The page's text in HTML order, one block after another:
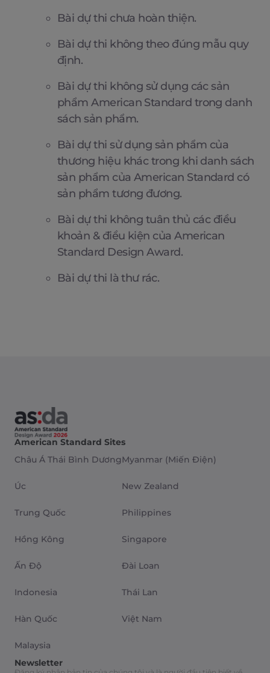
Bài dự thi chưa hoàn thiện.
Bài dự thi không theo đúng mẫu quy
định.
Bài dự thi không sử dụng các sản
phẩm American Standard trong danh
sách sản phẩm.
Bài dự thi sử dụng sản phẩm của
thương hiệu khác trong khi danh sách
sản phẩm của American Standard có
sản phẩm tương đương.
Bài dự thi không tuân thủ các điều
khoản & điều kiện của American
Standard Design Award.
Bài dự thi là thư rác.
American Standard Sites
Châu Á Thái Bình Dương
Úc
Trung Quốc
Hồng Kông
Ấn Độ
Indonesia
Hàn Quốc
Malaysia
Myanmar (Miến Điện)
New Zealand
Philippines
Singapore
Đài Loan
Thái Lan
Việt Nam
Newsletter